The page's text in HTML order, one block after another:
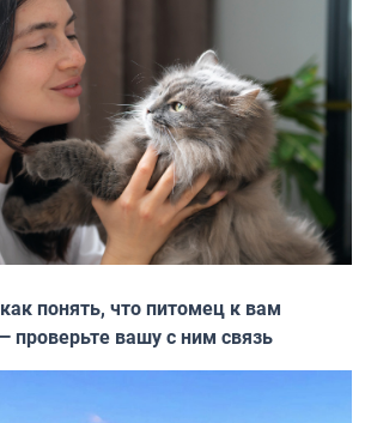
понять, что питомец к вам
проверьте вашу с ним связь